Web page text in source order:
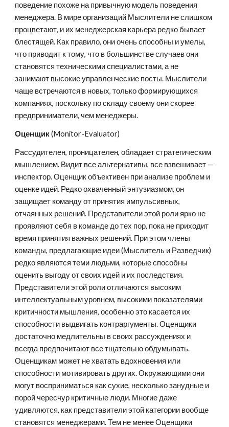
поведение похоже на привычную модель поведения
менеджера. В мире организаций Мыслители не слишком
процветают, и их менеджерская карьера редко бывает
блестящей. Как правило, они очень способны и умелы,
что приводит к тому, что в большинстве случаев они
становятся техническими специалистами, а не
занимают высокие управленческие посты. Мыслители
чаще встречаются в новых, только формирующихся
компаниях, поскольку по складу своему они скорее
предприниматели, чем менеджеры.
Оценщик (Monitor-Evaluator)
Рассудителен, проницателен, обладает стратегическим
мышлением. Видит все альтернативы, все взвешивает —
инспектор. Оценщик объективен при анализе проблем и
оценке идей. Редко охваченный энтузиазмом, он
защищает команду от принятия импульсивных,
отчаянных решений. Представители этой роли ярко не
проявляют себя в команде до тех пор, пока не приходит
время принятия важных решений. При этом члены
команды, предлагающие идеи (Мыслитель и Разведчик)
редко являются теми людьми, которые способны
оценить выгоду от своих идей и их последствия.
Представители этой роли отличаются высоким
интеллектуальным уровнем, высокими показателями
критичности мышления, особенно это касается их
способности выдвигать контраргументы. Оценщики
достаточно медлительны в своих рассуждениях и
всегда предпочитают все тщательно обдумывать.
Оценщикам может не хватать вдохновения или
способности мотивировать других. Окружающими они
могут восприниматься как сухие, несколько занудные и
порой чересчур критичные люди. Многие даже
удивляются, как представители этой категории вообще
становятся менеджерами. Тем не менее Оценщики